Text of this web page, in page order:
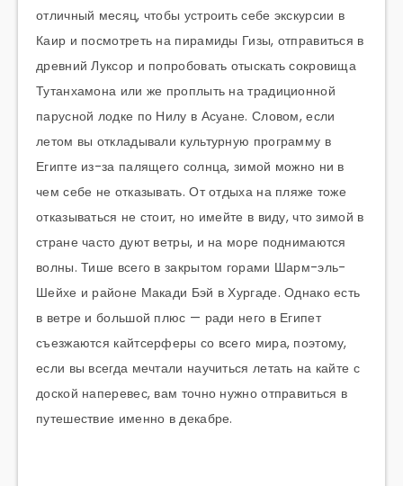
отличный месяц, чтобы устроить себе экскурсии в
Каир и посмотреть на пирамиды Гизы, отправиться в
древний Луксор и попробовать отыскать сокровища
Тутанхамона или же проплыть на традиционной
парусной лодке по Нилу в Асуане. Словом, если
летом вы откладывали культурную программу в
Египте из-за палящего солнца, зимой можно ни в
чем себе не отказывать. От отдыха на пляже тоже
отказываться не стоит, но имейте в виду, что зимой в
стране часто дуют ветры, и на море поднимаются
волны. Тише всего в закрытом горами Шарм-эль-
Шейхе и районе Макади Бэй в Хургаде. Однако есть
в ветре и большой плюс — ради него в Египет
съезжаются кайтсерферы со всего мира, поэтому,
если вы всегда мечтали научиться летать на кайте с
доской наперевес, вам точно нужно отправиться в
путешествие именно в декабре.